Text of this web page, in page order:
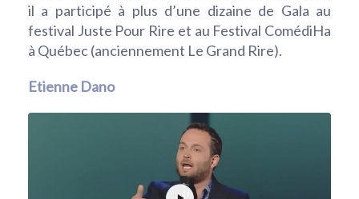
il a participé à plus d’une dizaine de Gala au
festival Juste Pour Rire et au Festival ComédiHa
à Québec (anciennement Le Grand Rire).
Etienne Dano